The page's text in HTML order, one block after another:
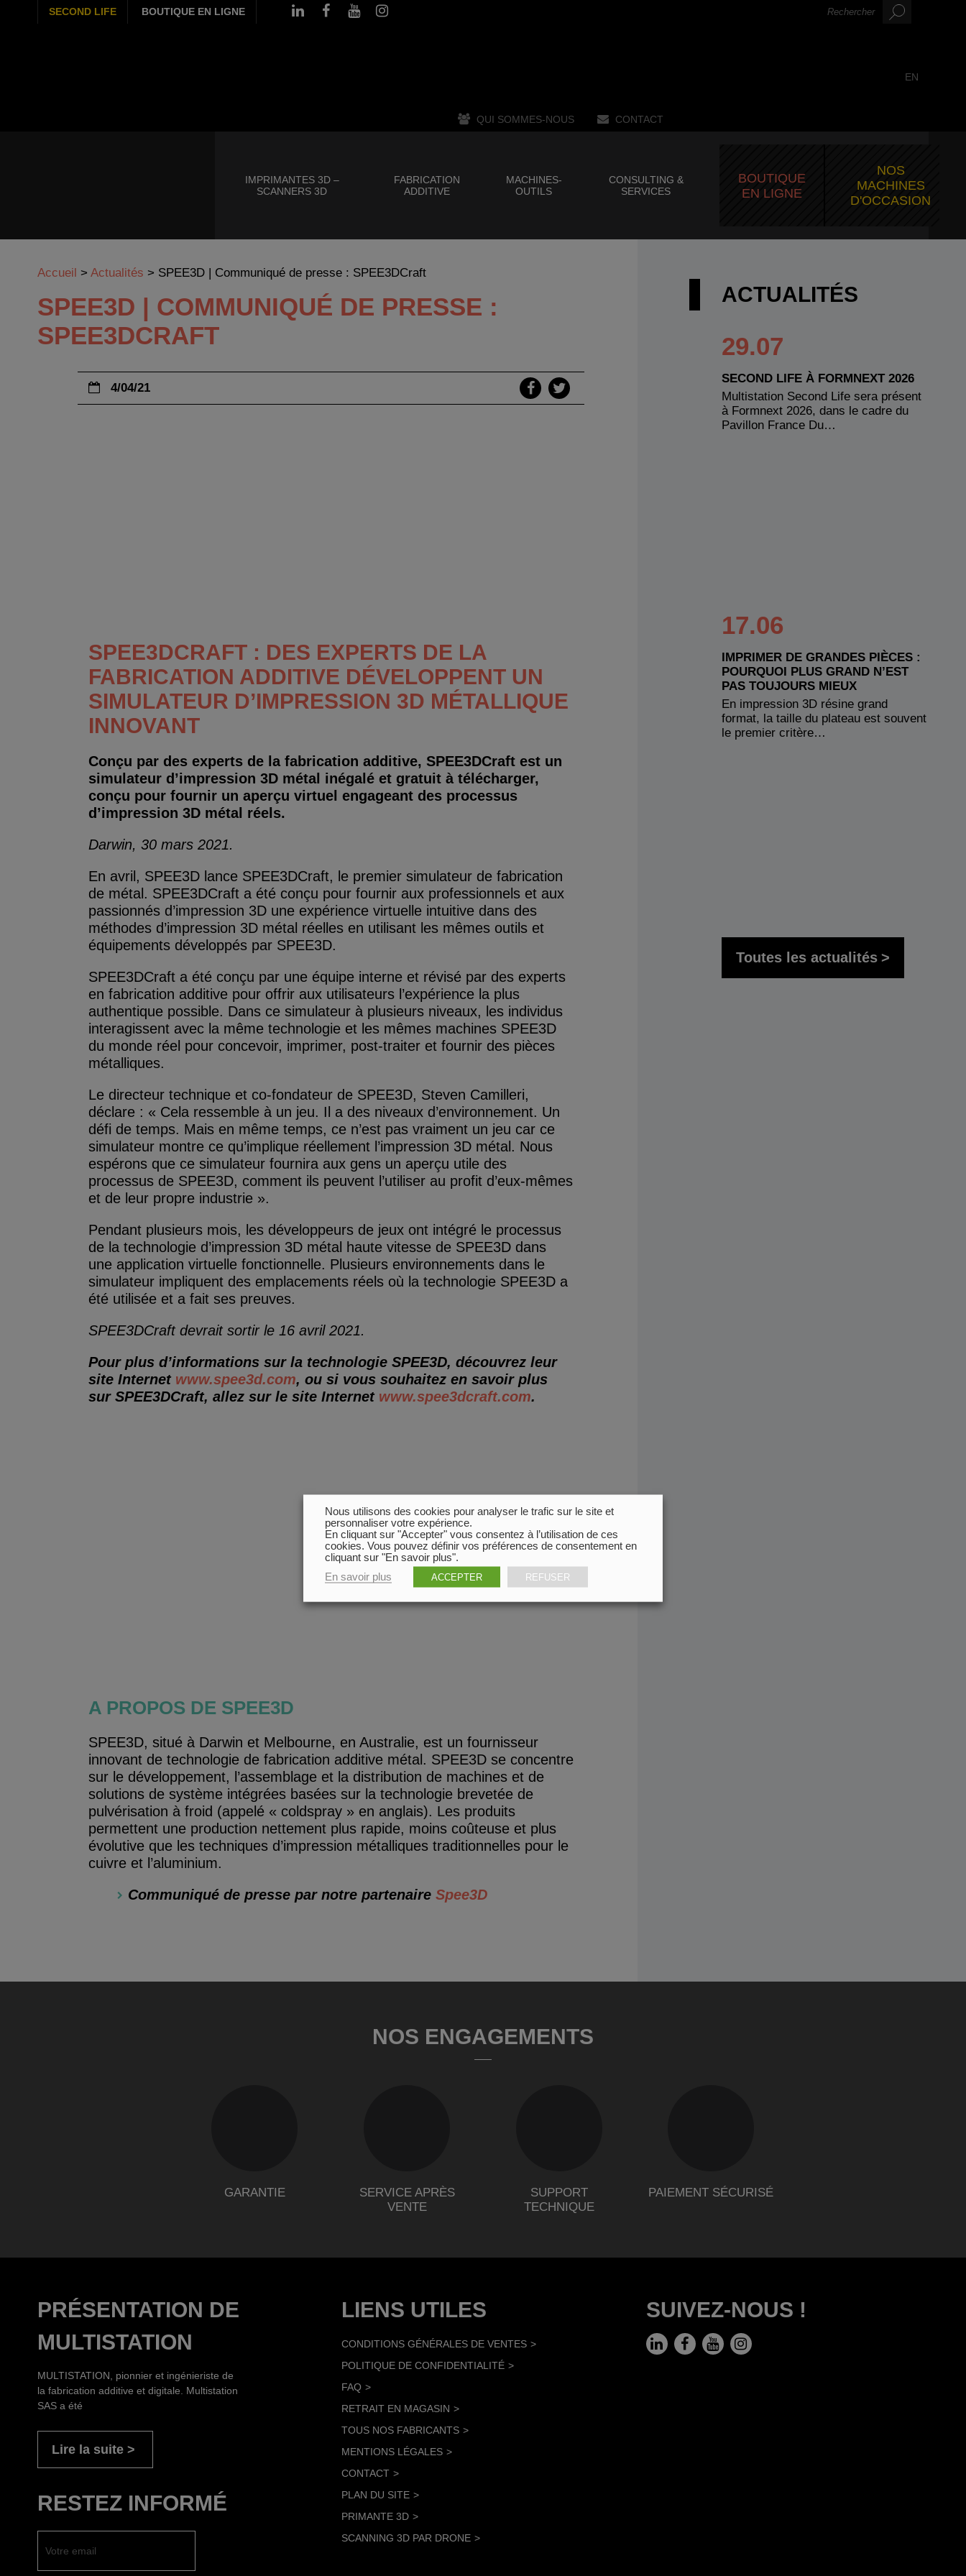
SECOND LIFE BOUTIQUE EN LIGNE
QUI SOMMES-NOUS CONTACT
EN
IMPRIMANTES 3D –
SCANNERS 3D
FABRICATION
ADDITIVE
MACHINES-
OUTILS
CONSULTING &
SERVICES
BOUTIQUE
EN LIGNE
NOS
MACHINES
D'OCCASION
Accueil > Actualités > SPEE3D | Communiqué de presse : SPEE3DCraft
SPEE3D | COMMUNIQUÉ DE PRESSE :
SPEE3DCRAFT
4/04/21
SPEE3DCRAFT : DES EXPERTS DE LA
FABRICATION ADDITIVE DÉVELOPPENT UN
SIMULATEUR D’IMPRESSION 3D MÉTALLIQUE
INNOVANT
Conçu par des experts de la fabrication additive, SPEE3DCraft est un
simulateur d’impression 3D métal inégalé et gratuit à télécharger,
conçu pour fournir un aperçu virtuel engageant des processus
d’impression 3D métal réels.
Darwin, 30 mars 2021.
En avril, SPEE3D lance SPEE3DCraft, le premier simulateur de fabrication
de métal. SPEE3DCraft a été conçu pour fournir aux professionnels et aux
passionnés d’impression 3D une expérience virtuelle intuitive dans des
méthodes d’impression 3D métal réelles en utilisant les mêmes outils et
équipements développés par SPEE3D.
SPEE3DCraft a été conçu par une équipe interne et révisé par des experts
en fabrication additive pour offrir aux utilisateurs l’expérience la plus
authentique possible. Dans ce simulateur à plusieurs niveaux, les individus
interagissent avec la même technologie et les mêmes machines SPEE3D
du monde réel pour concevoir, imprimer, post-traiter et fournir des pièces
métalliques.
Le directeur technique et co-fondateur de SPEE3D, Steven Camilleri,
déclare : « Cela ressemble à un jeu. Il a des niveaux d’environnement. Un
défi de temps. Mais en même temps, ce n’est pas vraiment un jeu car ce
simulateur montre ce qu’implique réellement l’impression 3D métal. Nous
espérons que ce simulateur fournira aux gens un aperçu utile des
processus de SPEE3D, comment ils peuvent l’utiliser au profit d’eux-mêmes
et de leur propre industrie ».
Pendant plusieurs mois, les développeurs de jeux ont intégré le processus
de la technologie d’impression 3D métal haute vitesse de SPEE3D dans
une application virtuelle fonctionnelle. Plusieurs environnements dans le
simulateur impliquent des emplacements réels où la technologie SPEE3D a
été utilisée et a fait ses preuves.
SPEE3DCraft devrait sortir le 16 avril 2021.
Pour plus d’informations sur la technologie SPEE3D, découvrez leur
site Internet www.spee3d.com, ou si vous souhaitez en savoir plus
sur SPEE3DCraft, allez sur le site Internet www.spee3dcraft.com.
A PROPOS DE SPEE3D
SPEE3D, situé à Darwin et Melbourne, en Australie, est un fournisseur
innovant de technologie de fabrication additive métal. SPEE3D se concentre
sur le développement, l’assemblage et la distribution de machines et de
solutions de système intégrées basées sur la technologie brevetée de
pulvérisation à froid (appelé « coldspray » en anglais). Les produits
permettent une production nettement plus rapide, moins coûteuse et plus
évolutive que les techniques d’impression métalliques traditionnelles pour le
cuivre et l’aluminium.
Communiqué de presse par notre partenaire Spee3D
ACTUALITÉS
29.07
SECOND LIFE À FORMNEXT 2026
Multistation Second Life sera présent
à Formnext 2026, dans le cadre du
Pavillon France Du…
17.06
IMPRIMER DE GRANDES PIÈCES :
POURQUOI PLUS GRAND N’EST
PAS TOUJOURS MIEUX
En impression 3D résine grand
format, la taille du plateau est souvent
le premier critère…
Toutes les actualités
NOS ENGAGEMENTS
GARANTIE
SERVICE APRÈS
VENTE
SUPPORT
TECHNIQUE
PAIEMENT SÉCURISÉ
PRÉSENTATION DE
MULTISTATION
MULTISTATION, pionnier et ingénieriste de
la fabrication additive et digitale. Multistation
SAS a été
Lire la suite
RESTEZ INFORMÉ
LIENS UTILES
CONDITIONS GÉNÉRALES DE VENTES
POLITIQUE DE CONFIDENTIALITÉ
FAQ
RETRAIT EN MAGASIN
TOUS NOS FABRICANTS
MENTIONS LÉGALES
CONTACT
PLAN DU SITE
PRIMANTE 3D
SCANNING 3D PAR DRONE
SUIVEZ-NOUS !
Nous utilisons des cookies pour analyser le trafic sur le site et
personnaliser votre expérience.
En cliquant sur "Accepter" vous consentez à l’utilisation de ces
cookies. Vous pouvez définir vos préférences de consentement en
cliquant sur "En savoir plus".
En savoir plus
ACCEPTER REFUSER